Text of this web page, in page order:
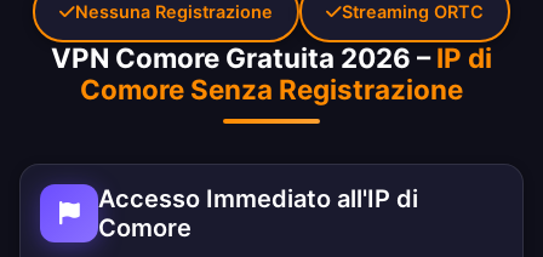
VPN Comore Gratuita 2026 –IP di
Comore Senza Registrazione
Accesso Immediato all'IP di
Comore
Nessuna Registrazione Streaming ORTC